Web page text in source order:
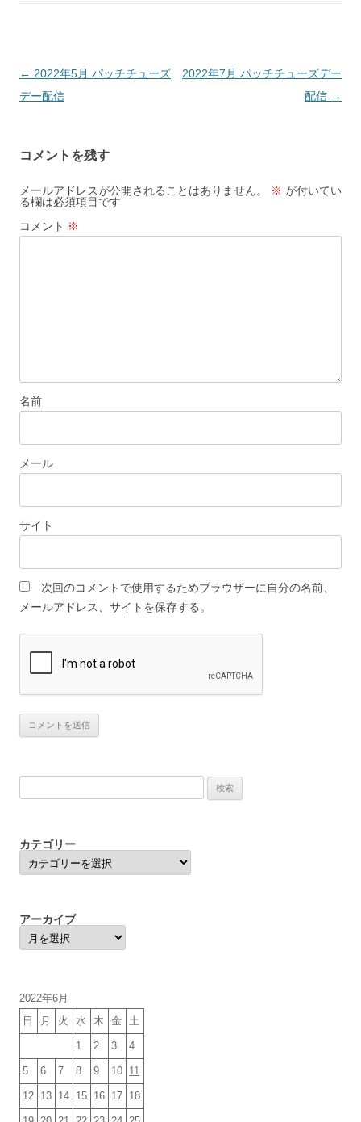
投
稿
ゲ
ー
シ
ョ
← 2022年5月 パッチチューズ
デー配信
2022年7月 パッチチューズデー
配信 →
コメントを残す
メールアドレスが公開されることはありません。 ※ が付いてい
る欄は必須項目です
コメント ※
名前
メール
サイト
次回のコメントで使用するためブラウザーに自分の名前、
メールアドレス、サイトを保存する。
カテゴリー
カ
テ
ゴ
アーカイブ
ア
ー
カ
2022年6月
日
月 火 水 木 金 土
1 2 3 4
5 6 7 8 9 10 11
12 13 14 15 16 17 18